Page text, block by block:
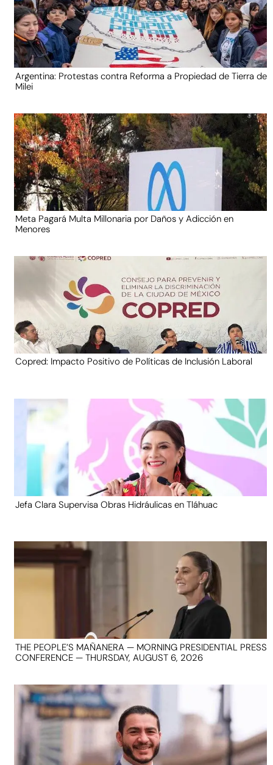
Argentina: Protestas contra Reforma a Propiedad de Tierra de
Milei
Meta Pagará Multa Millonaria por Daños y Adicción en
Menores
Copred: Impacto Positivo de Políticas de Inclusión Laboral
Jefa Clara Supervisa Obras Hidráulicas en Tláhuac
THE PEOPLE’S MAÑANERA — MORNING PRESIDENTIAL PRESS
CONFERENCE — THURSDAY, AUGUST 6, 2026